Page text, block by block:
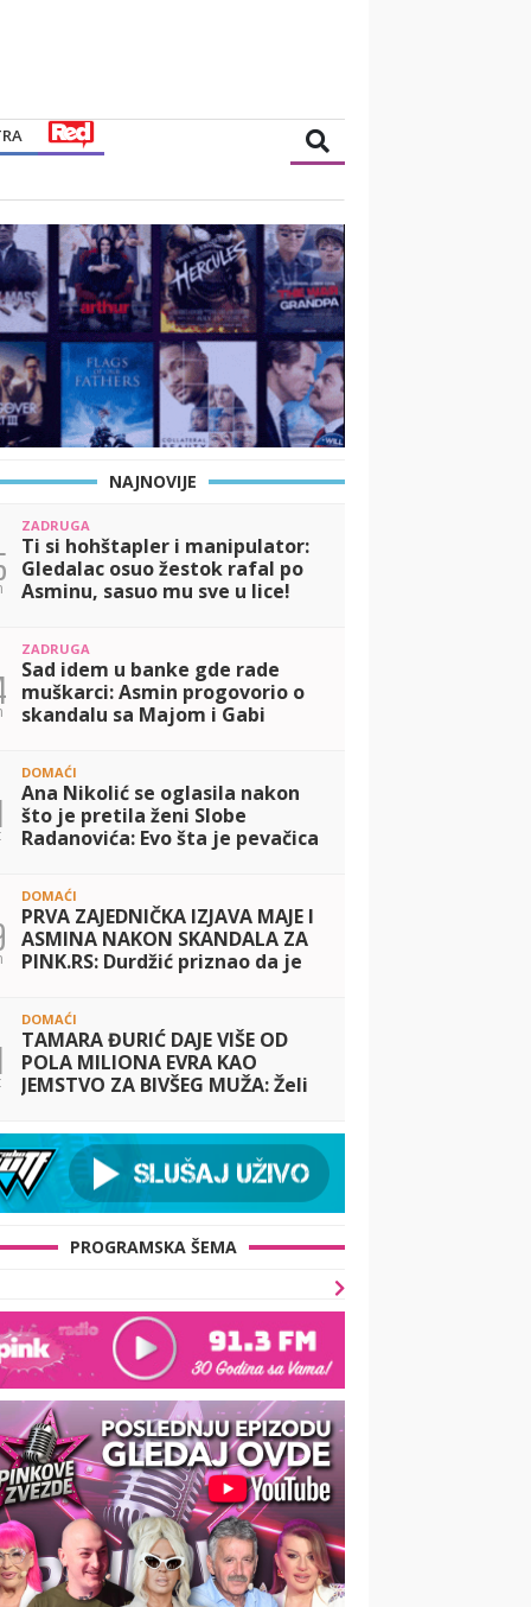
NAJNOVIJE
ZADRUGA
Ti si hohštapler i manipulator:
Gledalac osuo žestok rafal po
Asminu, sasuo mu sve u lice!
ZADRUGA
Sad idem u banke gde rade
muškarci: Asmin progovorio o
skandalu sa Majom i Gabi
sporno! (VIDEO)
DOMAĆI
Ana Nikolić se oglasila nakon
što je pretila ženi Slobe
Radanovića: Evo šta je pevačica
DOMAĆI
PRVA ZAJEDNIČKA IZJAVA MAJE I
ASMINA NAKON SKANDALA ZA
PINK.RS: Durdžić priznao da je
novim telefonom, ona opet
udarila
DOMAĆI
TAMARA ĐURIĆ DAJE VIŠE OD
POLA MILIONA EVRA KAO
JEMSTVO ZA BIVŠEG MUŽA: Želi
svi detalji!
PROGRAMSKA ŠEMA